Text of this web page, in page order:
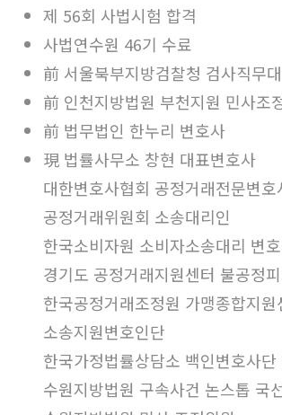
제 56회 사법시험 합격
사법연수원 46기 수료
前 서울북부지방검찰청 검사직무
前 인천지방법원 부천지원 민사조
前 법무법인 한누리 변호사​
現 법률사무소 창현 대표변호사
대한변호사협회 공정거래전문변호
공정거래위원회 소송대리인
한국소비자원 소비자소송대리 변
경기도 공정거래지원센터 불공정
한국공정거래조정원 가맹종합지원
소송지원변호인단
한국가정법률상담소 백인변호사단
수원지방법원 구속사건 논스톱 국